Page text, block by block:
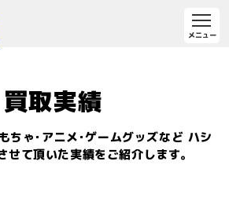
買取実績
ちゃ･アニメ･ゲームグッズなど ハシ
せて頂いた実績をご紹介します。